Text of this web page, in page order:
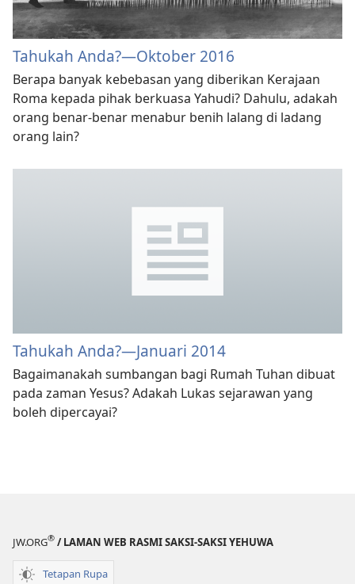
Tahukah Anda?—Oktober 2016
Berapa banyak kebebasan yang diberikan Kerajaan
Roma kepada pihak berkuasa Yahudi? Dahulu, adakah
orang benar-benar menabur benih lalang di ladang
orang lain?
Tahukah Anda?​—Januari 2014
Bagaimanakah sumbangan bagi Rumah Tuhan dibuat
pada zaman Yesus? Adakah Lukas sejarawan yang
boleh dipercayai?
JW.ORG® / LAMAN WEB RASMI SAKSI-SAKSI YEHUWA
Tetapan Rupa